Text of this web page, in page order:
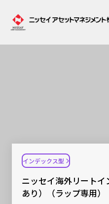
ファンド検索
ファンド比較
決算カレンダー
マーケット指数
マーケットレポート
大関 洋の「十字路」
資産形成ポータルTOP
資産形成サービス
サステナビリティ
サステナビリティTOP
ニッセイアセットにつ
ニッセイ海外リート
あり）（ラップ専用）
インデックス型